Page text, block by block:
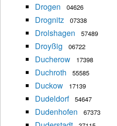
Drogen 04626
Drognitz 07338
Drolshagen 57489
Droyßig 06722
Ducherow 17398
Duchroth 55585
Duckow 17139
Dudeldorf 54647
Dudenhofen 67373